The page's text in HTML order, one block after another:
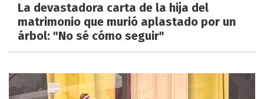
La devastadora carta de la hija del
matrimonio que murió aplastado por un
árbol: "No sé cómo seguir"